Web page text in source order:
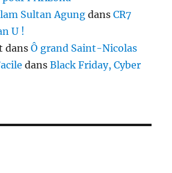
Sultan Agung dansCR7
U !
dansÔ grand Saint-Nicolas
dansBlack Friday, Cyber